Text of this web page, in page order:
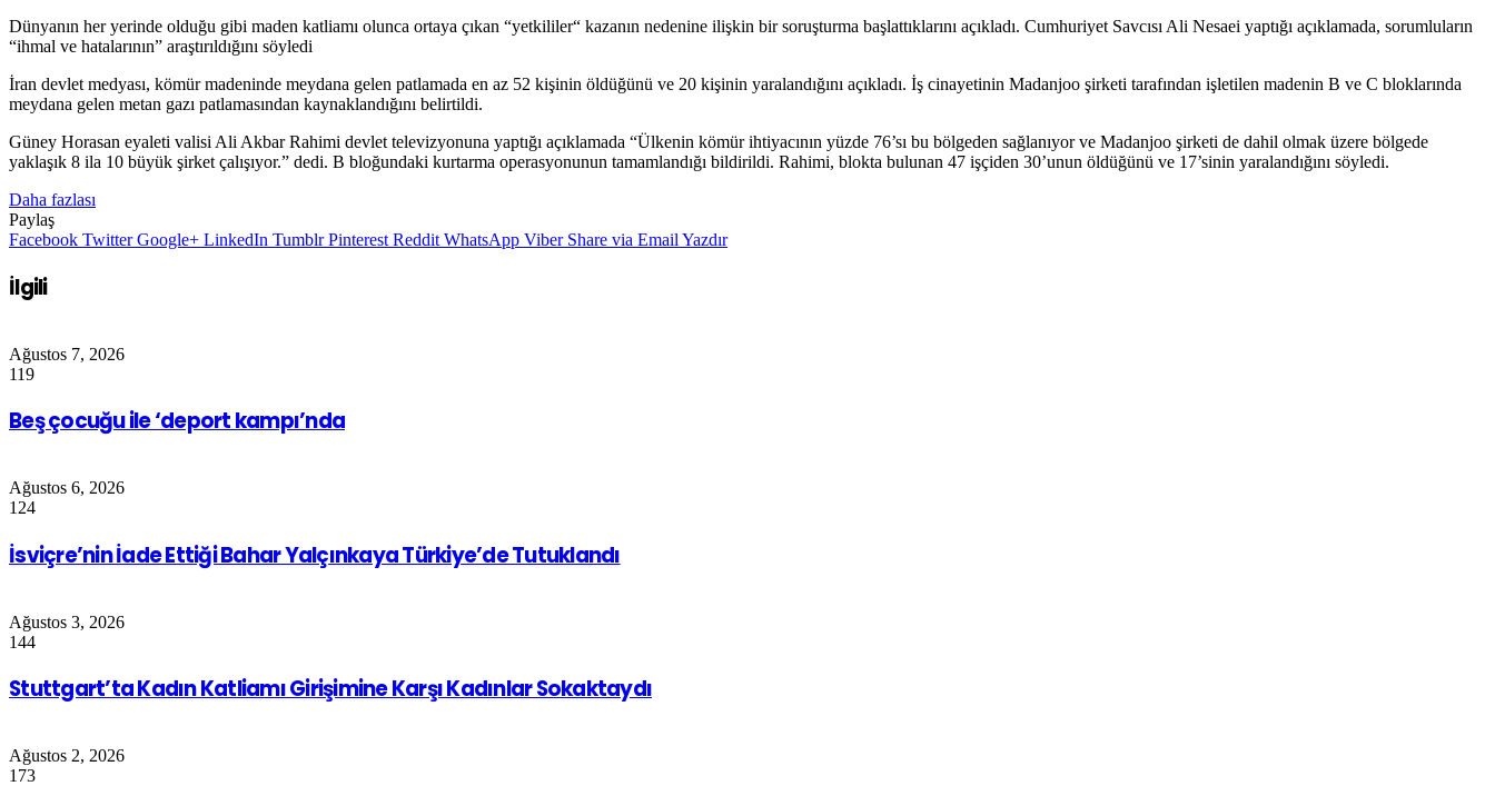
Dünyanın her yerinde olduğu gibi maden katliamı olunca ortaya çıkan “yetkililer“ kazanın nedenine ilişkin bir soruşturma başlattıklarını açıkladı. Cumhuriyet Savcısı Ali Nesaei yaptığı açıklamada, sorumluların
“ihmal ve hatalarının” araştırıldığını söyledi
İran devlet medyası, kömür madeninde meydana gelen patlamada en az 52 kişinin öldüğünü ve 20 kişinin yaralandığını açıkladı. İş cinayetinin Madanjoo şirketi tarafından işletilen madenin B ve C bloklarında
meydana gelen metan gazı patlamasından kaynaklandığını belirtildi.
Güney Horasan eyaleti valisi Ali Akbar Rahimi devlet televizyonuna yaptığı açıklamada “Ülkenin kömür ihtiyacının yüzde 76’sı bu bölgeden sağlanıyor ve Madanjoo şirketi de dahil olmak üzere bölgede
yaklaşık 8 ila 10 büyük şirket çalışıyor.” dedi. B bloğundaki kurtarma operasyonunun tamamlandığı bildirildi. Rahimi, blokta bulunan 47 işçiden 30’unun öldüğünü ve 17’sinin yaralandığını söyledi.
Daha fazlası
Paylaş
Facebook Twitter Google+ LinkedIn Tumblr Pinterest Reddit WhatsApp Viber Share via Email Yazdır
İlgili
Ağustos 7, 2026
119
Beş çocuğu ile ‘deport kampı’nda
Ağustos 6, 2026
124
İsviçre’nin İade Ettiği Bahar Yalçınkaya Türkiye’de Tutuklandı
Ağustos 3, 2026
144
Stuttgart’ta Kadın Katliamı Girişimine Karşı Kadınlar Sokaktaydı
Ağustos 2, 2026
173